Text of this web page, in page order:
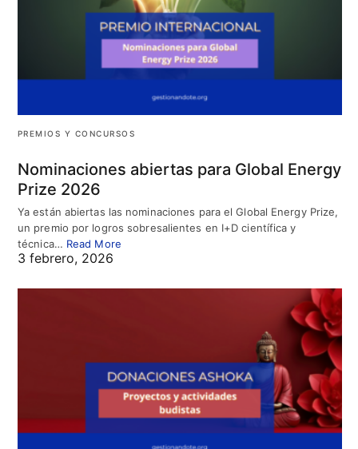
PREMIOS Y CONCURSOS
Nominaciones abiertas para Global Energy
Prize 2026
Ya están abiertas las nominaciones para el Global Energy Prize,
un premio por logros sobresalientes en I+D científica y
técnica… Read More
3 febrero, 2026